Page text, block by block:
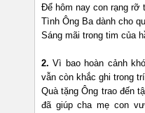
Để hôm nay con rạng rỡ
Tình Ông Ba dành cho
Sáng mãi trong tim của
2. Vì bao hoàn cảnh
vẫn còn khắc ghi trong
Quà tặng Ông trao đến
đã giúp cha mẹ con